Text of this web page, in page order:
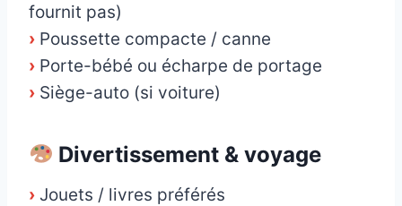
fournit pas)
› Poussette compacte / canne
› Porte-bébé ou écharpe de portage
› Siège-auto (si voiture)
Divertissement & voyage
› Jouets / livres préférés